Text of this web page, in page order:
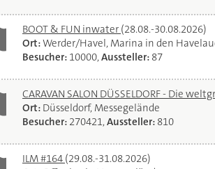
BOOT & FUN inwater (28.08.-30.08.2026)
Ort:Werder/Havel, Marina in den
Besucher: 10000,Aussteller: 87
CARAVAN SALON DÜSSELDORF - Die
Ort: Düsseldorf, Messegelände
Besucher: 270421,Aussteller: 810
ILM #164 (29.08.-31.08.2026)